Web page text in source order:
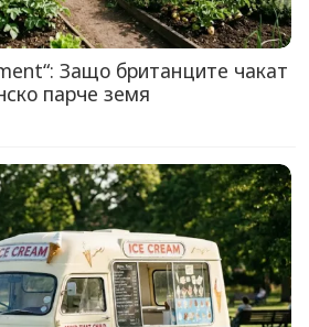
Защо британците чакат
парче земя